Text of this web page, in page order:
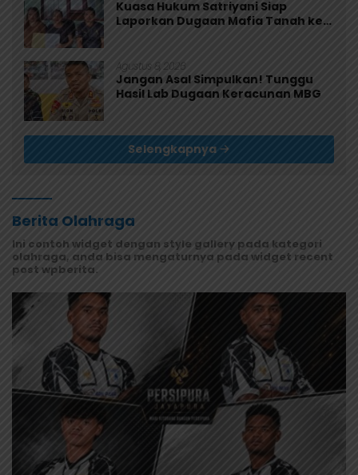
Kuasa Hukum Satriyani Siap
Laporkan Dugaan Mafia Tanah ke
Agustus 8, 2026
Jangan Asal Simpulkan! Tunggu
Hasil Lab Dugaan Keracunan MBG
Selengkapnya
Berita Olahraga
Ini contoh widget dengan style gallery pada kategori
olahraga, anda bisa mengaturnya pada widget recent
post wpberita.